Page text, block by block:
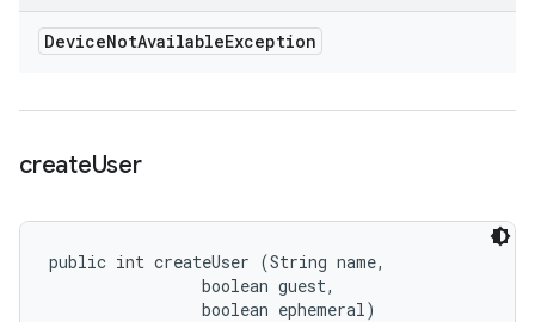
DeviceNotAvailableException
createUser
public int createUser (String name,
                boolean guest,
                boolean ephemeral)